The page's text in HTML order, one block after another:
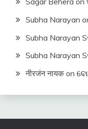
Subha Narayan
Subha Narayan
Subha Narayan
नीरजंन नायक on